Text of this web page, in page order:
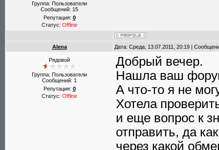
Группа: Пользователи
Сообщений: 15
Репутация: 0
Статус: Offline
Alena Дата: Среда, 13.07.2011, 20:19 |
Рядовой
Группа: Пользователи
Сообщений: 1
Репутация: 0
Статус: Offline
Добрый вечер.
Нашла ваш
А что-то я не
Хотела
и еще вопрос к
отправить, да
через какой